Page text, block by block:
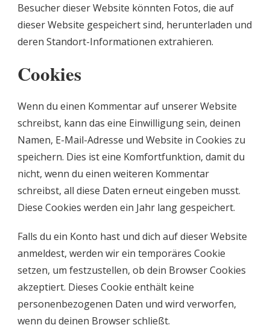
Besucher dieser Website könnten Fotos, die auf
dieser Website gespeichert sind, herunterladen und
deren Standort-Informationen extrahieren.
Cookies
Wenn du einen Kommentar auf unserer Website
schreibst, kann das eine Einwilligung sein, deinen
Namen, E-Mail-Adresse und Website in Cookies zu
speichern. Dies ist eine Komfortfunktion, damit du
nicht, wenn du einen weiteren Kommentar
schreibst, all diese Daten erneut eingeben musst.
Diese Cookies werden ein Jahr lang gespeichert.
Falls du ein Konto hast und dich auf dieser Website
anmeldest, werden wir ein temporäres Cookie
setzen, um festzustellen, ob dein Browser Cookies
akzeptiert. Dieses Cookie enthält keine
personenbezogenen Daten und wird verworfen,
wenn du deinen Browser schließt.